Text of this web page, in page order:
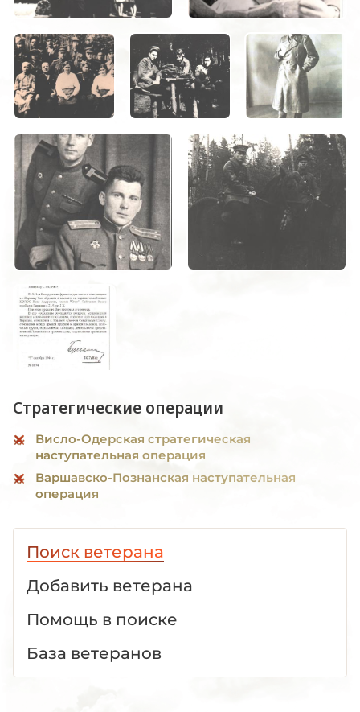
Стратегические операции
Висло-Одерская стратегическая
наступательная операция
Варшавско-Познанская наступательная
операция
Поиск ветерана
Добавить ветерана
Помощь в поиске
База ветеранов